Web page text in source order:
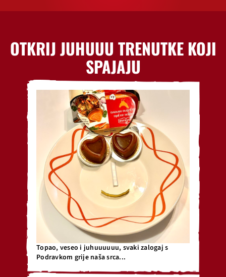
OTKRIJ JUHUUU TRENUTKE KOJI
SPAJAJU
Topao, veseo i juhuuuuuu, svaki zalogaj s
Podravkom grije naša srca...